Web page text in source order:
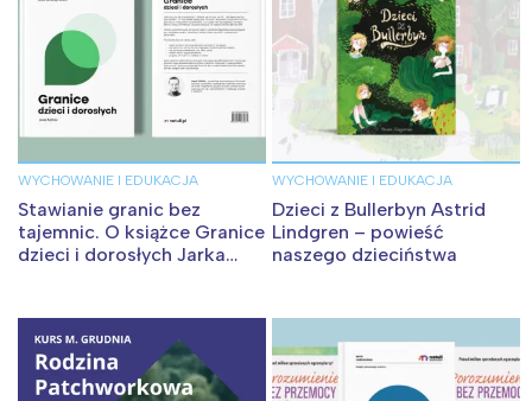
WYCHOWANIE I EDUKACJA
Stawianie granic bez
tajemnic. O książce Granice
dzieci i dorosłych Jarka
WYCHOWANIE I EDUKACJA
Dzieci z Bullerbyn Astrid
Lindgren – powieść
naszego dzieciństwa